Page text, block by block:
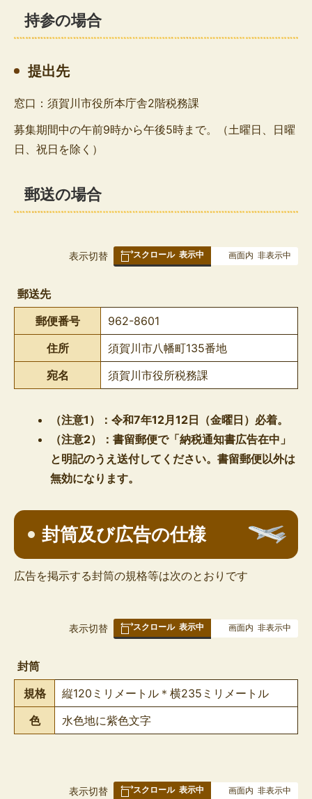
持参の場合
提出先
窓口：須賀川市役所本庁舎2階税務課
募集期間中の午前9時から午後5時まで。（土曜日、日曜
日、祝日を除く）
郵送の場合
表
の
表示切替 スクロール 表示中 画面内 非表示中
郵送先
郵便番号
962-8601
住所
須賀川市八幡町135番地
宛名
須賀川市役所税務課
（注意1）：令和7年12月12日（金曜日）必着。
（注意2）：書留郵便で「納税通知書広告在中」
と明記のうえ送付してください。書留郵便以外は
無効になります。
封筒及び広告の仕様
広告を掲示する封筒の規格等は次のとおりです
表
の
表示切替 スクロール 表示中 画面内 非表示中
封筒
規格
縦120ミリメートル＊横235ミリメートル
色
水色地に紫色文字
表
表示切替 スクロール 表示中 画面内 非表示中